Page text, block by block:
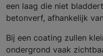
een laag die niet
betonverf, afhankelijk
Bij een coating zullen
ondergrond vaak